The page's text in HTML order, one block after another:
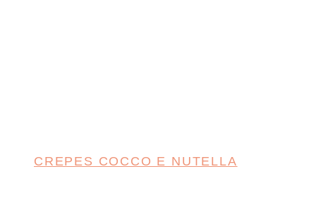
CREPES COCCO E NUTELLA